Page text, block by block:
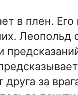
в плен. Его
Леопольд
за